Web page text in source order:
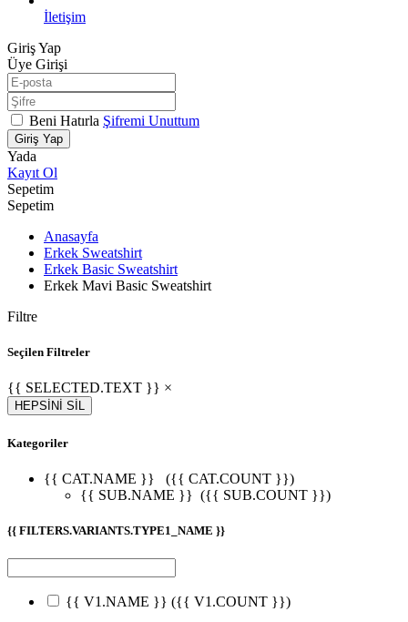
İletişim
Giriş Yap
Üye Girişi
Beni Hatırla Şifremi Unuttum
Giriş Yap
Yada
Kayıt Ol
Sepetim
Sepetim
Anasayfa
Erkek Sweatshirt
Erkek Basic Sweatshirt
Erkek Mavi Basic Sweatshirt
Filtre
Seçilen Filtreler
{{ SELECTED.TEXT }} ×
HEPSİNİ SİL
Kategoriler
{{ CAT.NAME }}
({{ CAT.COUNT }})
{{ SUB.NAME }} ({{ SUB.COUNT }})
{{ FILTERS.VARIANTS.TYPE1_NAME }}
{{ V1.NAME }} ({{ V1.COUNT }})